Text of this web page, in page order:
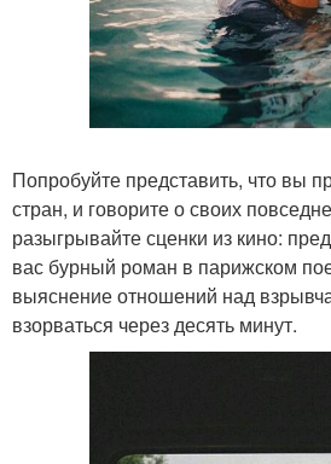
Попробуйте представить, что вы
стран, и говорите о своих
разыгрывайте сценки из кино:
вас бурный роман в парижском
выяснение отношений над
взорваться через десять минут.